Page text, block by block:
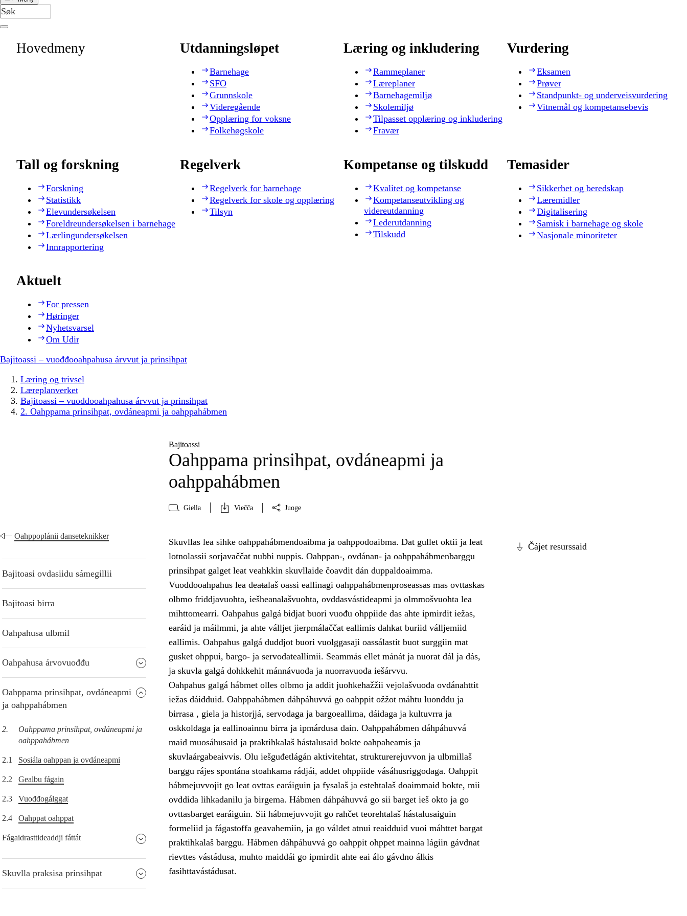
Hovedmeny Utdanningsløpet
Barnehage
SFO
Grunnskole
Videregående
Opplæring for voksne
Folkehøgskole
Læring og inkludering
Rammeplaner
Læreplaner
Barnehagemiljø
Skolemiljø
Tilpasset opplæring og inkludering
Fravær
Vurdering
Eksamen
Prøver
Standpunkt- og underveisvurdering
Vitnemål og kompetansebevis
Tall og forskning
Forskning
Statistikk
Elevundersøkelsen
Foreldreundersøkelsen i barnehage
Lærlingundersøkelsen
Innrapportering
Regelverk
Regelverk for barnehage
Regelverk for skole og opplæring
Tilsyn
Kompetanse og tilskudd
Kvalitet og kompetanse
Kompetanseutvikling og
videreutdanning
Lederutdanning
Tilskudd
Temasider
Sikkerhet og beredskap
Læremidler
Digitalisering
Samisk i barnehage og skole
Nasjonale minoriteter
Aktuelt
For pressen
Høringer
Nyhetsvarsel
Om Udir
Bajitoassi – vuođđooahpahusa árvvut ja prinsihpat
Læring og trivsel
Læreplanverket
Bajitoassi – vuođđooahpahusa árvvut ja prinsihpat
2. Oahppama prinsihpat, ovdáneapmi ja oahppahábmen
Bajitoassi
Oahppama prinsihpat, ovdáneapmi ja
oahppahábmen
Giella Viečča Juoge
Oahppoplánii danseteknikker
Bajitoasi ovdasiidu sámegillii
Bajitoasi birra
Oahpahusa ulbmil
Oahpahusa árvovuođđu
Oahppama prinsihpat, ovdáneapmi
ja oahppahábmen
2.
Oahppama prinsihpat, ovdáneapmi ja
oahppahábmen
2.1 Sosiála oahppan ja ovdáneapmi
2.2 Gealbu fágain
2.3 Vuođđogálggat
2.4 Oahppat oahppat
Fágaidrasttideaddji fáttát
Skuvlla praksisa prinsihpat
Čájet resurssaid
Skuvllas lea sihke oahppahábmendoaibma ja oahppodoaibma. Dat gullet oktii ja leat
lotnolassii sorjavaččat nubbi nuppis. Oahppan-, ovdánan- ja oahppahábmenbarggu
prinsihpat galget leat veahkkin skuvllaide čoavdit dán duppaldoaimma.
Vuođđooahpahus lea deaŧalaš oassi eallinagi oahppahábmenproseassas mas ovttaskas
olbmo friddjavuohta, iešheanalašvuohta, ovddasvástideapmi ja olmmošvuohta lea
mihttomearri. Oahpahus galgá bidjat buori vuođu ohppiide das ahte ipmirdit iežas,
earáid ja máilmmi, ja ahte válljet jierpmálaččat eallimis dahkat buriid válljemiid
eallimis. Oahpahus galgá duddjot buori vuolggasaji oassálastit buot surggiin mat
gusket ohppui, bargo- ja servodateallimii. Seammás ellet mánát ja nuorat dál ja dás,
ja skuvla galgá dohkkehit mánnávuođa ja nuorravuođa iešárvvu.
Oahpahus galgá hábmet olles olbmo ja addit juohkehažžii vejolašvuođa ovdánahttit
iežas dáidduid. Oahppahábmen dáhpáhuvvá go oahppit ožžot máhtu luonddu ja
birrasa , giela ja historjjá, servodaga ja bargoeallima, dáidaga ja kultuvrra ja
oskkoldaga ja eallinoainnu birra ja ipmárdusa dain. Oahppahábmen dáhpáhuvvá
maid muosáhusaid ja praktihkalaš hástalusaid bokte oahpaheamis ja
skuvlaárgabeaivvis. Olu iešguđetlágán aktivitehtat, strukturerejuvvon ja ulbmillaš
barggu rájes spontána stoahkama rádjái, addet ohppiide vásáhusriggodaga. Oahppit
hábmejuvvojit go leat ovttas earáiguin ja fysalaš ja estehtalaš doaimmaid bokte, mii
ovddida lihkadanilu ja birgema. Hábmen dáhpáhuvvá go sii barget ieš okto ja go
ovttasbarget earáiguin. Sii hábmejuvvojit go rahčet teorehtalaš hástalusaiguin
formeliid ja fágastoffa geavahemiin, ja go váldet atnui reaidduid vuoi máhttet bargat
praktihkalaš barggu. Hábmen dáhpáhuvvá go oahppit ohppet mainna lágiin gávdnat
rievttes vástádusa, muhto maiddái go ipmirdit ahte eai álo gávdno álkis
fasihttavástádusat.